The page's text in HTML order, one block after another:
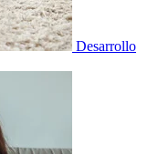
Desarrollo